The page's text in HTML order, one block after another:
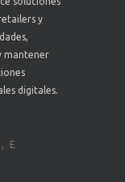
y
mantener
digitales.
E